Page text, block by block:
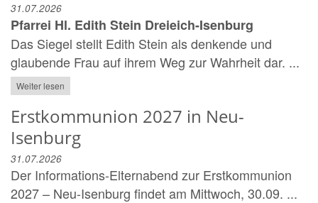
31.07.2026
Pfarrei Hl. Edith Stein Dreieich-Isenburg
Das Siegel stellt Edith Stein als denkende und
glaubende Frau auf ihrem Weg zur Wahrheit dar. ...
Weiter lesen
Erstkommunion 2027 in Neu-
Isenburg
31.07.2026
Der Informations-Elternabend zur Erstkommunion
2027 – Neu-Isenburg findet am Mittwoch, 30.09. ...